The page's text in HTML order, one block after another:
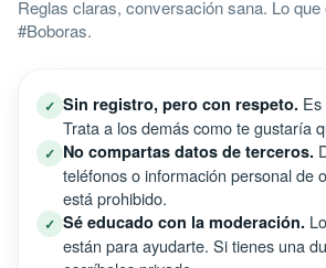
Reglas claras, conversación sana. Lo
#Boboras.
✓ Sin registro, pero con respeto.
Trata a los demás como te gustaría
✓ No compartas datos de terceros.
teléfonos o información personal de
está prohibido.
✓ Sé educado con la moderación.
están para ayudarte. Si tienes una